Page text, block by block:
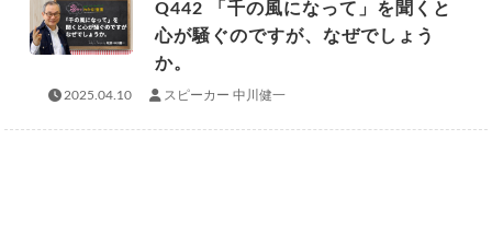
Q442 「千の風になって」を聞くと
心が騒ぐのですが、なぜでしょう
か。
2025.04.10 スピーカー 中川健一